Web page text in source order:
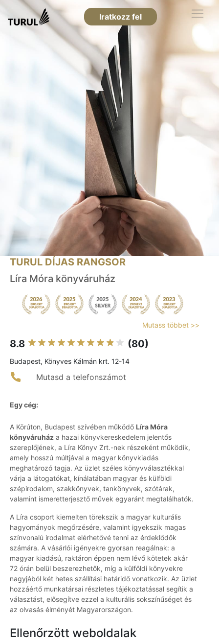
Iratkozz fel
TURUL DÍJAS RANGSOR
Líra Móra könyváruház
Mutass többet >>
8.8 (80)
Budapest, Könyves Kálmán krt. 12-14
Mutasd a telefonszámot
Egy cég:
A Körúton, Budapest szívében működő Líra Móra
könyváruház a hazai könyvkereskedelem jelentős
szereplőjének, a Líra Könyv Zrt.-nek részeként működik,
amely hosszú múltjával a magyar könyvkiadás
meghatározó tagja. Az üzlet széles könyvválasztékkal
várja a látogatókat, kínálatában magyar és külföldi
szépirodalom, szakkönyvek, tankönyvek, szótárak,
valamint ismeretterjesztő művek egyaránt megtalálhatók.
A Líra csoport kiemelten törekszik a magyar kulturális
hagyományok megőrzésére, valamint igyekszik magas
színvonalú irodalmat elérhetővé tenni az érdeklődők
számára. A vásárlói igényekre gyorsan reagálnak: a
magyar kiadású, raktáron éppen nem lévő kötetek akár
72 órán belül beszerezhetők, míg a külföldi könyvekre
nagyjából két hetes szállítási határidő vonatkozik. Az üzlet
hozzáértő munkatársai részletes tájékoztatással segítik a
választást, elősegítve ezzel a kulturális sokszínűséget és
az olvasás élményét Magyarországon.
Ellenőrzött weboldalak